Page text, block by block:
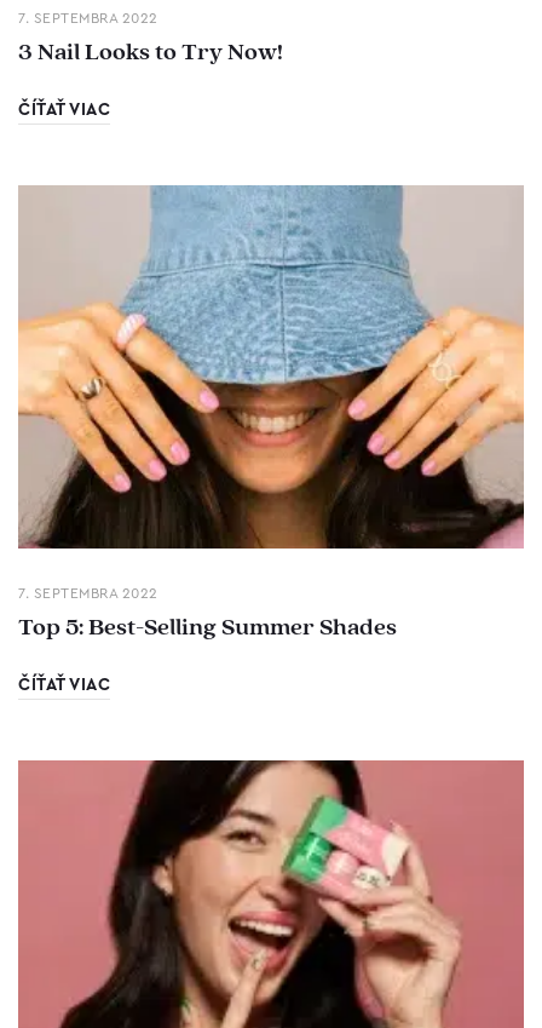
7. SEPTEMBRA 2022
3 Nail Looks to Try Now!
ČÍŤAŤ VIAC
7. SEPTEMBRA 2022
Top 5: Best-Selling Summer Shades
ČÍŤAŤ VIAC